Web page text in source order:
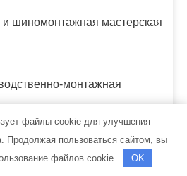
и шиномонтажная мастерская
монтажная
файлы cookie для улучшения
Продолжая пользоваться сайтом, вы
файлов cookie.
OK